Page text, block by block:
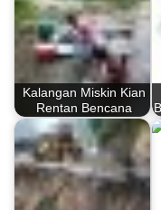
Kalangan Miskin Kian
Rentan Bencana